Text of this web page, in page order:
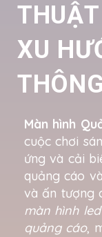
XU
THÔNG
Màn hình
cuộc chơi
ứng và cải
quảng cáo
và ấn tượng
màn hình
quảng cáo,